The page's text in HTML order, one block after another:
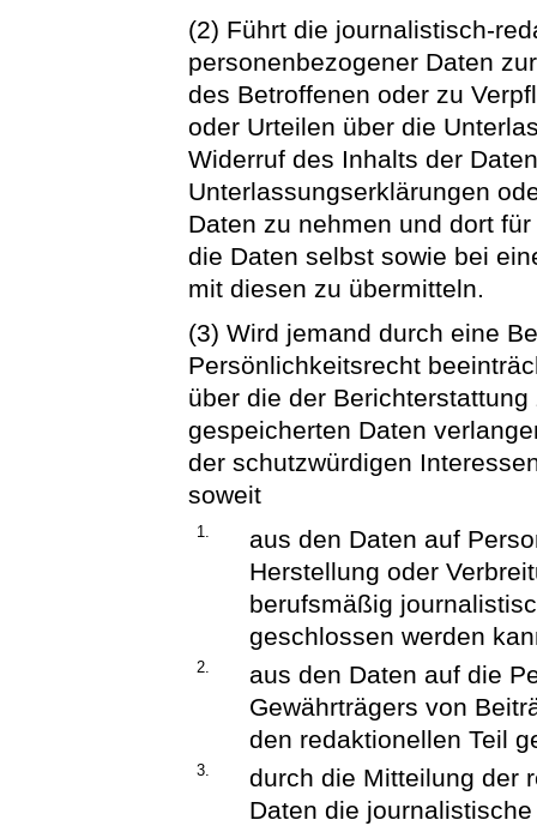
(2) Führt die journalistisch-
personenbezogener Daten
des Betroffenen oder zu
oder Urteilen über die
Widerruf des Inhalts der
Unterlassungserklärungen
Daten zu nehmen und dort
die Daten selbst sowie bei
mit diesen zu übermitteln.
(3) Wird jemand durch eine
Persönlichkeitsrecht
über die der
gespeicherten Daten
der schutzwürdigen
soweit
1.
aus den Daten auf
Herstellung oder
berufsmäßig
geschlossen werden
2.
aus den Daten auf die
Gewährträgers von
den redaktionellen Teil
3.
durch die Mitteilung der
Daten die